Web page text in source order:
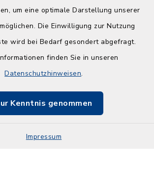
um eine optimale Darstellung unserer
Die Einwilligung zur Nutzung
wird bei Bedarf gesondert abgefragt.
finden Sie in unseren
Datenschutzhinweisen.
Kenntnis genommen
Impressum
Barrierefreiheit
Impressum
Sitemap